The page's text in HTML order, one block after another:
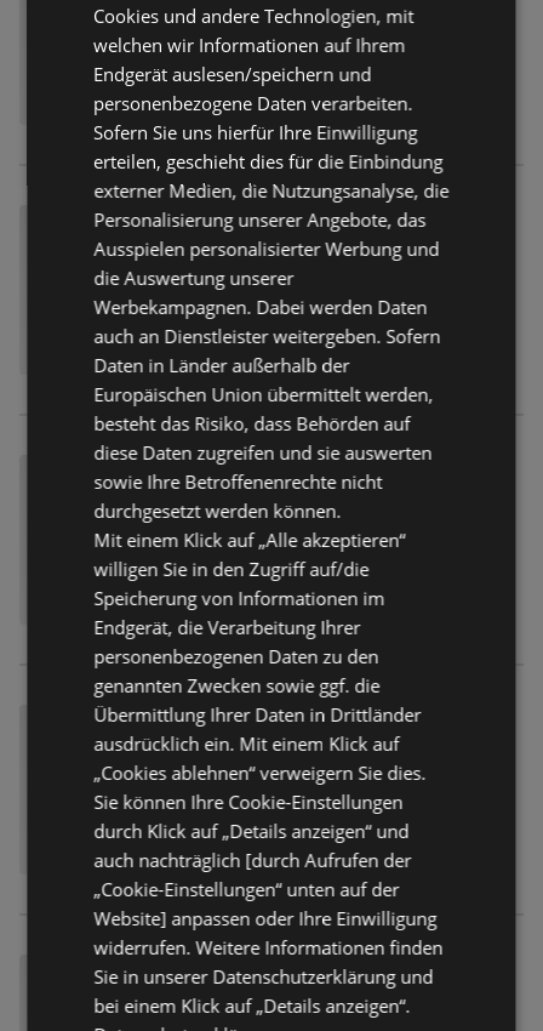
Cookies und andere Technologien, mit
welchen wir Informationen auf Ihrem
Endgerät auslesen/speichern und
personenbezogene Daten verarbeiten.
Sofern Sie uns hierfür Ihre Einwilligung
erteilen, geschieht dies für die Einbindung
externer Medien, die Nutzungsanalyse, die
Personalisierung unserer Angebote, das
Ausspielen personalisierter Werbung und
die Auswertung unserer
Werbekampagnen. Dabei werden Daten
auch an Dienstleister weitergeben. Sofern
Daten in Länder außerhalb der
Europäischen Union übermittelt werden,
besteht das Risiko, dass Behörden auf
diese Daten zugreifen und sie auswerten
sowie Ihre Betroffenenrechte nicht
durchgesetzt werden können.
Mit einem Klick auf „Alle akzeptieren“
willigen Sie in den Zugriff auf/die
Speicherung von Informationen im
Endgerät, die Verarbeitung Ihrer
personenbezogenen Daten zu den
genannten Zwecken sowie ggf. die
Übermittlung Ihrer Daten in Drittländer
ausdrücklich ein. Mit einem Klick auf
„Cookies ablehnen“ verweigern Sie dies.
Sie können Ihre Cookie-Einstellungen
durch Klick auf „Details anzeigen“ und
auch nachträglich [durch Aufrufen der
„Cookie-Einstellungen“ unten auf der
Website] anpassen oder Ihre Einwilligung
widerrufen. Weitere Informationen finden
Sie in unserer Datenschutzerklärung und
bei einem Klick auf „Details anzeigen“.